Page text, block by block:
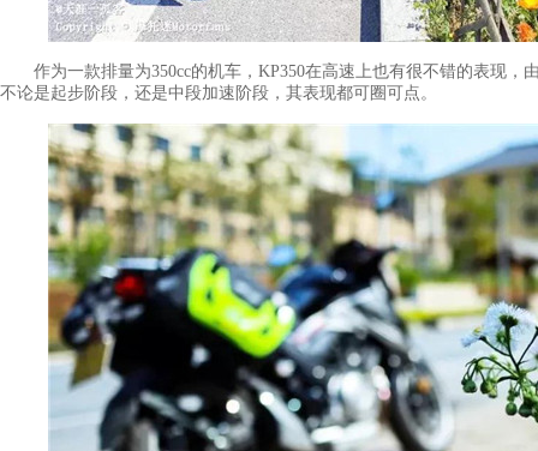
作为一款排量为350cc的机车，KP350在高速上也有很不错的表现，
不论是起步阶段，还是中段加速阶段，其表现都可圈可点。